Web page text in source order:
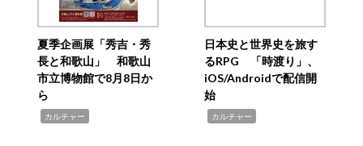
夏季企画展「秀吉・秀
長と和歌山」 和歌山
市立博物館で8月8日か
ら
カルチャー
日本史と世界史を旅す
るRPG 「時渡り」、
iOS/Androidで配信開
始
カルチャー